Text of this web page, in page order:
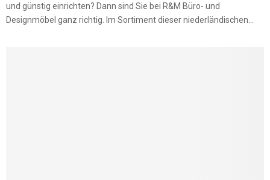
und günstig einrichten? Dann sind Sie bei R&M Büro- und
Designmöbel ganz richtig. Im Sortiment dieser niederländischen...